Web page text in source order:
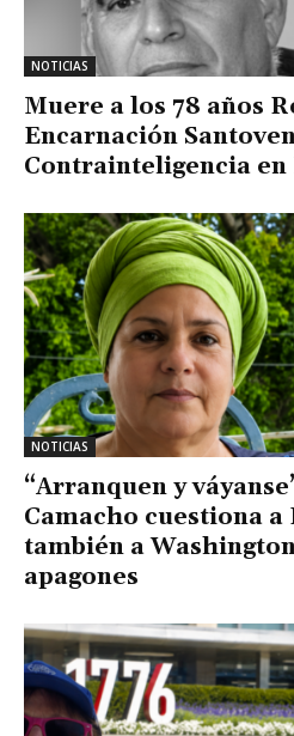
NOTICIAS
Muere a los 78 años
Encarnación
Contrainteligencia
NOTICIAS
“Arranquen y
Camacho cuestiona a
también a
apagones